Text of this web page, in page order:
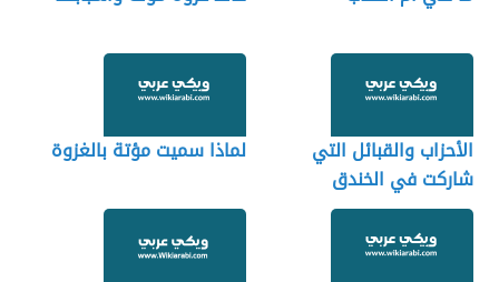
الأحزاب والقبائل التي
شاركت في الخندق
لماذا سميت مؤتة بالغزوة